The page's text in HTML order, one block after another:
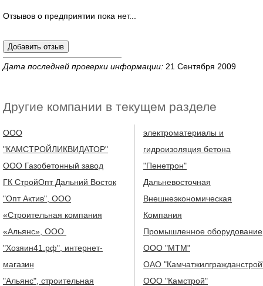
Отзывов о предприятии пока нет...
Дата последней проверки информации: 21 Сентября 2009
Другие компании в текущем разделе
ООО
"КАМСТРОЙЛИКВИДАТОР"
ООО Газобетонный завод
ГК СтройОпт Дальний Восток
"Опт Актив", ООО
«Строительная компания
«Альянс», ООО
"Хозяин41.рф", интернет-
магазин
"Альянс", строительная
электроматериалы и
гидроизоляция бетона
"Пенетрон"
Дальневосточная
Внешнеэкономическая
Компания
Промышленное оборудование
ООО "МТМ"
ОАО
ООО "Камстрой"